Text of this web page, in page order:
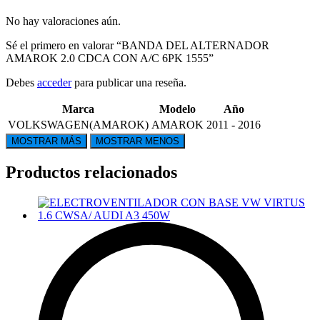
No hay valoraciones aún.
Sé el primero en valorar “BANDA DEL ALTERNADOR
AMAROK 2.0 CDCA CON A/C 6PK 1555”
Debes accederpara publicar una reseña.
Marca Modelo
Año
VOLKSWAGEN(AMAROK) AMAROK 2011 - 2016
Productos relacionados